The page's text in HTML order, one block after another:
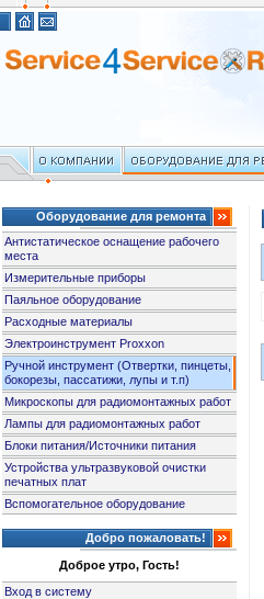
Оборудование для ремонта
Антистатическое оснащение рабочего
места
Измерительные приборы
Паяльное оборудование
Расходные материалы
Электроинструмент Proxxon
Ручной инструмент (Отвертки, пинцеты,
бокорезы, пассатижи, лупы и т.п)
Микроскопы для радиомонтажных работ
Лампы для радиомонтажных работ
Блоки питания/Источники питания
Устройства ультразвуковой очистки
печатных плат
Вспомогательное оборудование
Добро пожаловать!
Доброе утро, Гость!
Вход в систему